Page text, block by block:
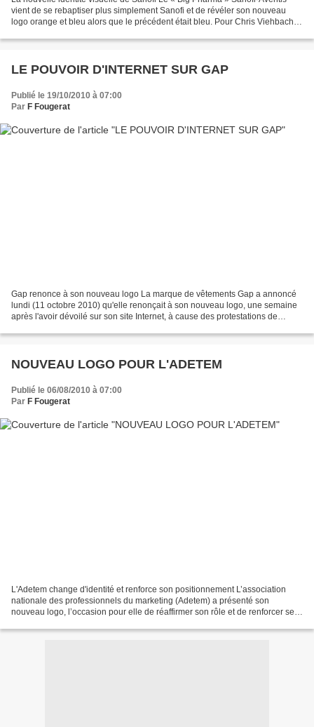
vient de se rebaptiser plus simplement Sanofi et de révéler son nouveau
logo orange et bleu alors que le précédent était bleu. Pour Chris Viehbacher,
LE POUVOIR D'INTERNET SUR GAP
Publié le 19/10/2010 à 07:00
Par F Fougerat
Gap renonce à son nouveau logo La marque de vêtements Gap a annoncé
lundi (11 octobre 2010) qu'elle renonçait à son nouveau logo, une semaine
après l'avoir dévoilé sur son site Internet, à cause des protestations de
NOUVEAU LOGO POUR L'ADETEM
Publié le 06/08/2010 à 07:00
Par F Fougerat
L'Adetem change d'identité et renforce son positionnement L’association
nationale des professionnels du marketing (Adetem) a présenté son
nouveau logo, l’occasion pour elle de réaffirmer son rôle et de renforcer ses